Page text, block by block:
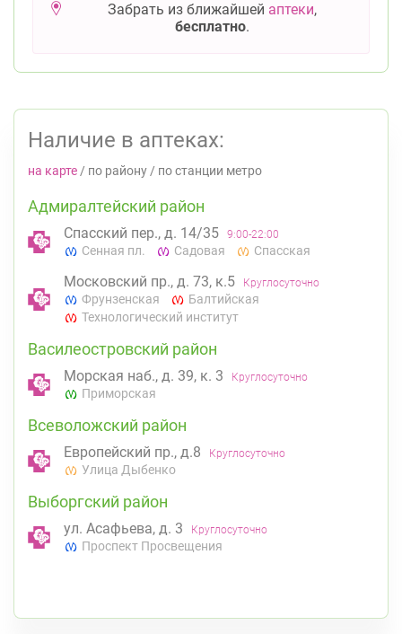
Забрать из ближайшей аптеки,
бесплатно.
Наличие в аптеках:
на карте / по району / по станции метро
Адмиралтейский район
Спасский пер., д. 14/35 9:00-22:00
Сенная пл. Садовая Спасская
Московский пр., д. 73, к.5 Круглосуточно
Фрунзенская
Балтийская
Технологический институт
Василеостровский район
Морская наб., д. 39, к. 3 Круглосуточно
Приморская
Всеволожский район
Европейский пр., д.8 Круглосуточно
Улица Дыбенко
Выборгский район
ул. Асафьева, д. 3 Круглосуточно
Проспект Просвещения